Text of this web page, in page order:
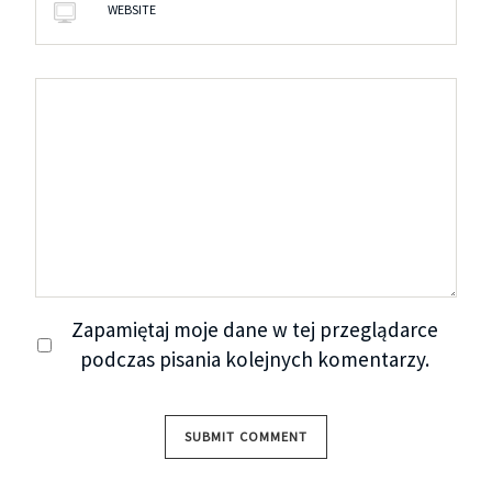
WEBSITE
Zapamiętaj moje dane w tej przeglądarce
podczas pisania kolejnych komentarzy.